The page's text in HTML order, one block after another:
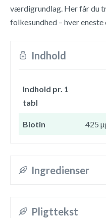
værdigrundlag. Her får du
folkesundhed – hver eneste
Indhold
Indhold pr. 1
tabl
Biotin 425
Ingredienser
Pligttekst